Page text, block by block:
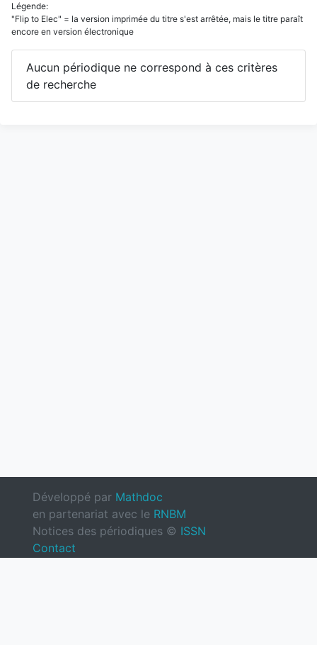
Légende:
"Flip to Elec" = la version imprimée du titre s'est arrêtée, mais le titre paraît
encore en version électronique
Aucun périodique ne correspond à ces critères
de recherche
Développé par Mathdoc
en partenariat avec le RNBM
Notices des périodiques © ISSN
Contact